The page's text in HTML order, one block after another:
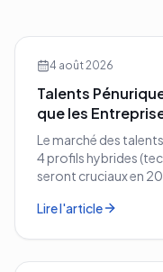
4 août 2026
Talents
que les
Le marché des
4 profils hybrides
seront cruciaux en
Lire l'article